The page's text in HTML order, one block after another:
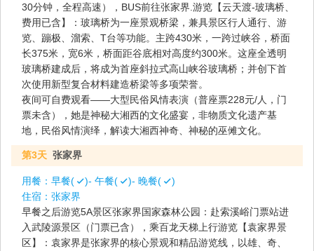
30分钟，全程高速），BUS前往张家界.游览【云天渡-玻璃桥、
费用已含】：玻璃桥为一座景观桥梁，兼具景区行人通行、游
览、蹦极、溜索、T台等功能。主跨430米，一跨过峡谷，桥面
长375米，宽6米，桥面距谷底相对高度约300米。这座全透明
玻璃桥建成后，将成为首座斜拉式高山峡谷玻璃桥；并创下首
次使用新型复合材料建造桥梁等多项荣誉。
夜间可自费观看——大型民俗风情表演（普座票228元/人，门
票未含），她是神秘大湘西的文化盛宴，非物质文化遗产基
地，民俗风情演绎，解读大湘西神奇、神秘的巫傩文化。
第3天 张家界
用餐： 早餐( )- 午餐( )- 晚餐(
)
住宿： 张家界
早餐之后游览5A景区张家界国家森林公园：赴索溪峪门票站进
入武陵源景区（门票已含），乘百龙天梯上行游览【袁家界景
区】：袁家界是张家界的核心景观和精品游览线，以雄、奇、